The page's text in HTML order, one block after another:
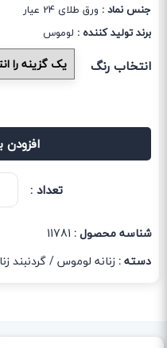
جنس نماد : ورق طلای 24 عیار
برند تولید کننده : لوموس
انتخاب رنگ
تعداد :
شناسه محصول : 11781
دسته :زنانه لوموس/گردنبند